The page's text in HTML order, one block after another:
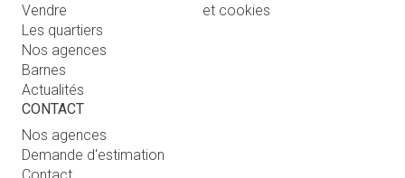
Vendre
Les quartiers
Nos agences
Barnes
Actualités
et cookies
CONTACT
Nos agences
Demande d'estimation